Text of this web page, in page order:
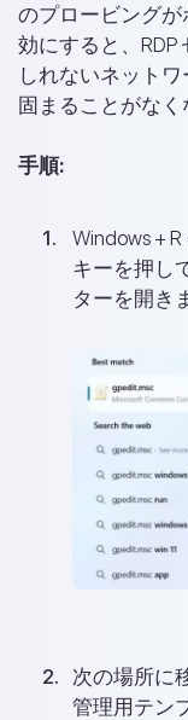
のプロービング
効にすると、
しれないネット
固まることがなく
手順:
Windows + R
キーを押し
ターを開き
次の場所に
管理用テン